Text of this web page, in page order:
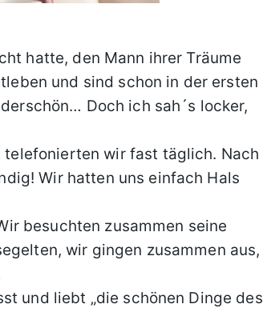
hatte, den Mann ihrer Träume
und sind schon in der ersten
Doch ich sah´s locker,
telefonierten wir fast täglich. Nach
Wir hatten uns einfach Hals
besuchten zusammen seine
wir gingen zusammen aus,
und liebt „die schönen Dinge des